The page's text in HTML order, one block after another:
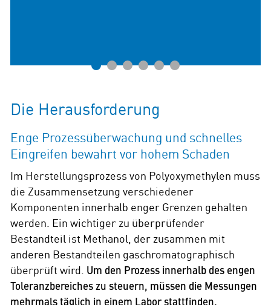
Die Herausforderung
Enge Prozessüberwachung und schnelles
Eingreifen bewahrt vor hohem Schaden
Im Herstellungsprozess von Polyoxymethylen muss
die Zusammensetzung verschiedener
Komponenten innerhalb enger Grenzen gehalten
werden. Ein wichtiger zu überprüfender
Bestandteil ist Methanol, der zusammen mit
anderen Bestandteilen gaschromatographisch
überprüft wird. Um den Prozess innerhalb des engen
Toleranzbereiches zu steuern, müssen die Messungen
mehrmals täglich in einem Labor stattfinden.